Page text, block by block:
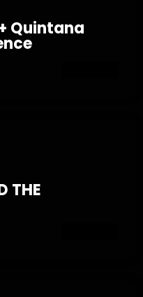
Quintana
THE